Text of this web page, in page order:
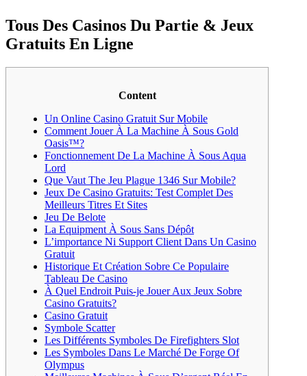
Tous Des Casinos Du Partie & Jeux
Gratuits En Ligne
Content
Un Online Casino Gratuit Sur Mobile
Comment Jouer À La Machine À Sous Gold
Oasis™?
Fonctionnement De La Machine À Sous Aqua
Lord
Que Vaut The Jeu Plague 1346 Sur Mobile?
Jeux De Casino Gratuits: Test Complet Des
Meilleurs Titres Et Sites
Jeu De Belote
La Equipment À Sous Sans Dépôt
L’importance Ni Support Client Dans Un Casino
Gratuit
Historique Et Création Sobre Ce Populaire
Tableau De Casino
À Quel Endroit Puis-je Jouer Aux Jeux Sobre
Casino Gratuits?
Casino Gratuit
Symbole Scatter
Les Différents Symboles De Firefighters Slot
Les Symboles Dans Le Marché De Forge Of
Olympus